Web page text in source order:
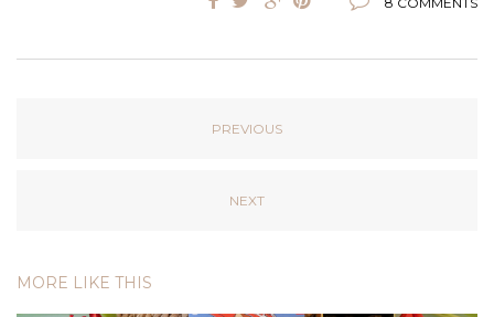
PREVIOUS
NEXT
MORE LIKE THIS